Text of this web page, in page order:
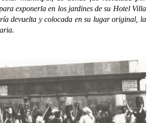
exponerla en los jardines de su Hotel Villa
devuelta y colocada en su lugar original, la